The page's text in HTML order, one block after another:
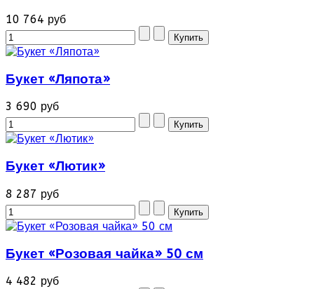
10 764 руб
Букет «Ляпота»
3 690 руб
Букет «Лютик»
8 287 руб
Букет «Розовая чайка» 50 см
4 482 руб